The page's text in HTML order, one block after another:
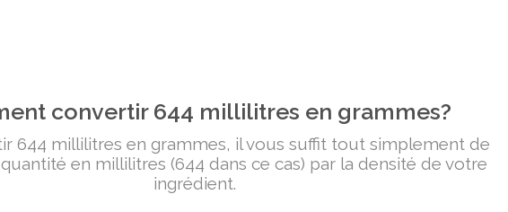
convertir 644 millilitres en grammes?
644 millilitres en grammes, il vous suffit tout simplement de
en millilitres (644 dans ce cas) par la densité de votre
ingrédient.